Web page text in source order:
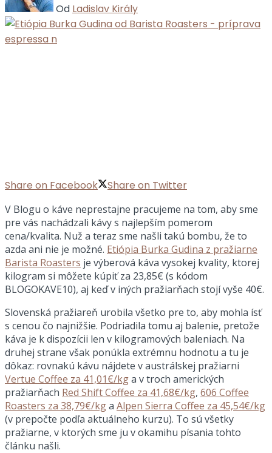
Od Ladislav Király
Share on Facebook Share on Twitter
V Blogu o káve neprestajne pracujeme na tom, aby sme
pre vás nachádzali kávy s najlepším pomerom
cena/kvalita. Nuž a teraz sme našli takú bombu, že to
azda ani nie je možné. Etiópia Burka Gudina z pražiarne
Barista Roasters je výberová káva vysokej kvality, ktorej
kilogram si môžete kúpiť za 23,85€ (s kódom
BLOGOKAVE10), aj keď v iných pražiarňach stojí vyše 40€.
Slovenská pražiareň urobila všetko pre to, aby mohla ísť
s cenou čo najnižšie. Podriadila tomu aj balenie, pretože
káva je k dispozícii len v kilogramových baleniach. Na
druhej strane však ponúkla extrémnu hodnotu a tu je
dôkaz: rovnakú kávu nájdete v austrálskej pražiarni
Vertue Coffee za 41,01€/kga v troch amerických
pražiarňach Red Shift Coffee za 41,68€/kg, 606 Coffee
Roasters za 38,79€/kga Alpen Sierra Coffee za 45,54€/kg
(v prepočte podľa aktuálneho kurzu). To sú všetky
pražiarne, v ktorých sme ju v okamihu písania tohto
článku našli.